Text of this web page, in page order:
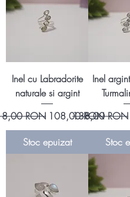
Inel cu Labradorite
naturale si argint
normalRON Preț redus
108,00 RON
Stoc epuizat
Inel
Preț normal
138,00 RON
Stoc